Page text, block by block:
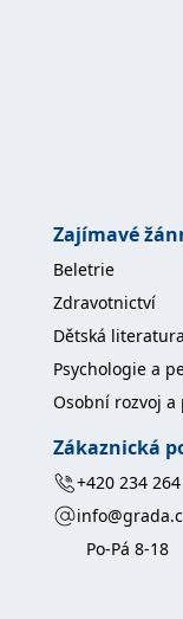
Zajímavé
Beletrie
Zdravotnictví
Dětská literatura
Psychologie a
Osobní rozvoj a
Zákaznická
+420 234
Po-Pá 8-18